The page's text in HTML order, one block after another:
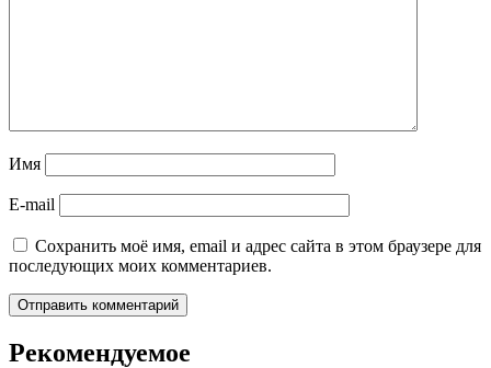
Имя
E-mail
Сохранить моё имя, email и адрес сайта в этом браузере для
последующих моих комментариев.
Рекомендуемое